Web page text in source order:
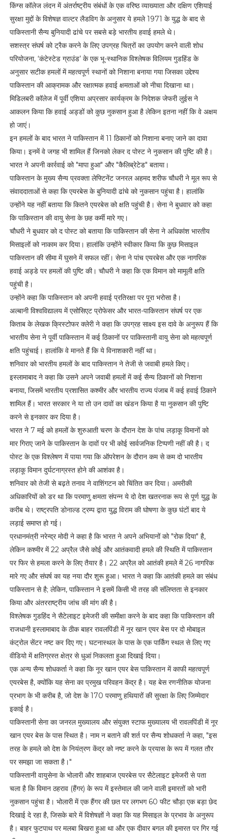
किंग्स कॉलेज लंदन में अंतर्राष्ट्रीय संबंधों के एक वरिष्ठ व्याख्याता और दक्षिण एशियाई
सुरक्षा मुद्दों के विशेषज्ञ वाल्टर लैडविग के अनुसार ये हमले 1971 के युद्ध के बाद से
पाकिस्तानी सैन्य बुनियादी ढांचे पर सबसे बड़े भारतीय हवाई हमले थे।
सशस्त्र संघर्ष को ट्रैक करने के लिए उपग्रह चित्रों का उपयोग करने वाली शोध
परियोजना, ‘कंटेस्टेड ग्राउंड’ के एक भू-स्थानिक विश्लेषक विलियम गुडहिंड के
अनुसार सटीक हमलों में महत्‍वपूर्ण स्‍थानों को निशाना बनाया गया जिसका उद्देश्य
पाकिस्तान की आक्रामक और रक्षात्मक हवाई क्षमताओं को नीचा दिखाना था।
मिडिलबरी कॉलेज में पूर्वी एशिया अप्रसार कार्यक्रम के निदेशक जेफरी लुईस ने
आकलन किया कि हवाई अड्डों को कुछ नुकसान हुआ है लेकिन इतना नहीं कि वे अक्षम
हो जाएं।
इन हमलों के बाद भारत ने पाकिस्तान में 11 ठिकानों को निशाना बनाए जाने का दावा
किया। इनमें वे जगह भी शामिल हैं जिनको लेकर द पोस्ट ने नुकसान की पुष्टि की है।
भारत ने अपनी कार्रवाई को "मापा हुआ" और "कैलिब्रेटेड" बताया।
पाकिस्तान के मुख्य सैन्य प्रवक्ता लेफ्टिनेंट जनरल अहमद शरीफ चौधरी ने मूल रूप से
संवाददाताओं से कहा कि एयरबेस के बुनियादी ढांचे को नुकसान पहुंचा है। हालांकि
उन्होंने यह नहीं बताया कि कितने एयरबेस को क्षति पहुंची है। सेना ने बुधवार को कहा
कि पाकिस्तान की वायु सेना के छह कर्मी मारे गए।
चौधरी ने बुधवार को द पोस्ट को बताया कि पाकिस्तान की सेना ने अधिकांश भारतीय
मिसाइलों को नाकाम कर दिया। हालांकि उन्होंने स्वीकार किया कि कुछ मिसाइल
पाकिस्‍तान की सीमा में घुसने में सफल रहीं। सेना ने पांच एयरबेस और एक नागरिक
हवाई अड्डे पर हमलों की पुष्टि की। चौधरी ने कहा कि एक विमान को मामूली क्षति
पहुंची है।
उन्होंने कहा कि पाकिस्तान को अपनी हवाई प्रतिरक्षा पर पूरा भरोसा है।
अल्बानी विश्वविद्यालय में एसोसिएट प्रोफेसर और भारत-पाकिस्तान संघर्ष पर एक
किताब के लेखक क्रिस्टोफर क्लेरी ने कहा कि उपग्रह साक्ष्य इस दावे के अनुरूप हैं कि
भारतीय सेना ने पूर्वी पाकिस्तान में कई ठिकानों पर पाकिस्तानी वायु सेना को महत्वपूर्ण
क्षति पहुंचाई। हालांकि वे मानते हैं कि ये विनाशकारी नहीं था।
शनिवार को भारतीय हमलों के बाद पाकिस्तान ने तेजी से जवाबी हमले किए।
इस्लामाबाद ने कहा कि उसने अपने जवाबी हमलों में कई सैन्य ठिकानों को निशाना
बनाया, जिसमें भारतीय प्रशासित कश्मीर और भारतीय राज्य पंजाब में कई हवाई ठिकाने
शामिल हैं। भारत सरकार ने या तो उन दावों का खंडन किया है या नुकसान की पुष्टि
करने से इनकार कर दिया है।
भारत ने 7 मई को हमलों के शुरुआती चरण के दौरान देश के पांच लड़ाकू विमानों को
मार गिराए जाने के पाकिस्तान के दावों पर भी कोई सार्वजनिक टिप्पणी नहीं की है। द
पोस्‍ट के एक विश्लेषण में पाया गया कि ऑपरेशन के दौरान कम से कम दो भारतीय
लड़ाकू विमान दुर्घटनाग्रस्त होने की आशंका है।
शनिवार को तेजी से बढ़ते तनाव ने वाशिंगटन को चिंतित कर दिया। अमरीकी
अधिकारियों को डर था कि परमाणु क्षमता संपन्‍न ये दो देश खतरनाक रूप से पूर्ण युद्ध के
करीब थे। राष्ट्रपति डोनाल्ड ट्रम्प द्वारा युद्ध विराम की घोषणा के कुछ घंटों बाद ये
लड़ाई समाप्त हो गई।
प्रधानमंत्री नरेन्द्र मोदी ने कहा है कि भारत ने अपने अभियानों को "रोक दिया" है,
लेकिन कश्मीर में 22 अप्रैल जैसे कोई और आतंकवादी हमले की स्थिति में पाकिस्तान
पर फिर से हमला करने के लिए तैयार है। 22 अप्रैल को आतंकी हमले में 26 नागरिक
मारे गए और संघर्ष का यह नया दौर शुरू हुआ। भारत ने कहा कि आतंकी हमले का संबंध
पाकिस्तान से है; लेकिन, पाकिस्तान ने इसमें किसी भी तरह की संलिप्तता से इनकार
किया और अंतरराष्ट्रीय जांच की मांग की है।
विश्लेषक गुडहिंद ने सैटेलाइट इमेजरी की समीक्षा करने के बाद कहा कि पाकिस्तान की
राजधानी इस्लामाबाद के ठीक बाहर रावलपिंडी में नूर खान एयर बेस पर दो मोबाइल
कंट्रोल सेंटर नष्ट कर दिए गए। घटनास्थल के पास के एक पार्किंग स्थल से लिए गए
वीडियो में क्षतिग्रस्त क्षेत्र से धुआं निकलता हुआ दिखाई दिया।
एक अन्य सैन्य शोधकर्ता ने कहा कि नूर खान एयर बेस पाकिस्तान में काफी महत्वपूर्ण
एयरबेस है, क्योंकि यह सेना का प्रमुख परिवहन केंद्र है। यह बेस रणनीतिक योजना
प्रभाग के भी करीब है, जो देश के 170 परमाणु हथियारों की सुरक्षा के लिए जिम्मेदार
इकाई है।
पाकिस्तानी सेना का जनरल मुख्यालय और संयुक्त स्टाफ मुख्यालय भी रावलपिंडी में नूर
खान एयर बेस के पास स्थित है। नाम न बताने की शर्त पर सैन्य शोधकर्ता ने कहा, "इस
तरह के हमले को देश के नियंत्रण केंद्र को नष्ट करने के प्रयास के रूप में गलत तौर
पर समझा जा सकता है।"
पाकिस्तानी वायुसेना के भोलारी और शाहबाज एयरबेस पर सैटेलाइट इमेजरी से पता
चला है कि विमान ठहराव (हैंगर) के रूप में इस्तेमाल की जाने वाली इमारतों को भारी
नुकसान पहुंचा है। भोलारी में एक हैंगर की छत पर लगभग 60 फीट चौड़ा एक बड़ा छेद
दिखाई दे रहा है, जिसके बारे में विशेषज्ञों ने कहा कि यह मिसाइल के प्रभाव के अनुरूप
है। बाहर फुटपाथ पर मलबा बिखरा हुआ था और एक दीवार बगल की इमारत पर गिर गई